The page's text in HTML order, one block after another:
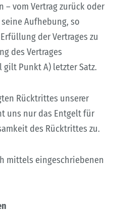
– vom Vertrag zurück oder
Aufhebung, so
der Vertrages zu
des Vertrages
Punkt A) letzter Satz.
Rücktrittes unserer
uns nur das Entgelt für
des Rücktrittes zu.
mittels eingeschriebenen